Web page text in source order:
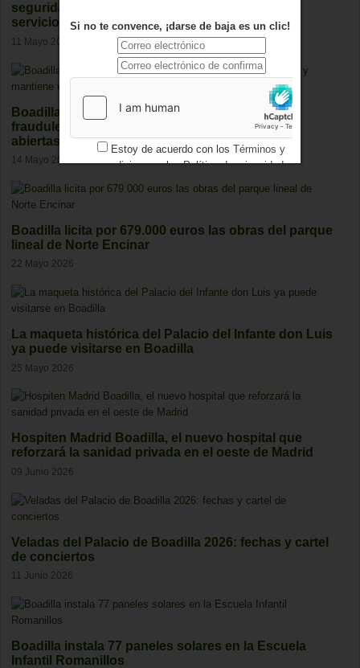
seguridad para reforzar la protección de sus
servicios digitales
11 Mayo 2026
Boadilla detecta 25 casos de empadronamiento
fraudulento y mantiene varias investigaciones
abiertas
14 Mayo 2026
Boadilla licita por 679.000 euros las obras del parque
lineal de Norte Encinar
22 Mayo 2026
La maqueta histórica del Palacio del Infante don Luis
ya puede visitarse en Boadilla
25 Mayo 2026
Hospiten Madrid Boadilla, el nuevo hospital que
reforzará la sanidad privada en el oeste de Madrid
09 Junio 2026
Veladas del Palacio de Boadilla 2026: fechas y cartel
de conciertos
11 Junio 2026
Boadilla instala 77 paneles solares en la Escuela
Infantil Romanillos
Si no te convence, ¡darse de baja es un clic!
Estoy de acuerdo con los Términos y
condicionesy losPolítica de privacidad